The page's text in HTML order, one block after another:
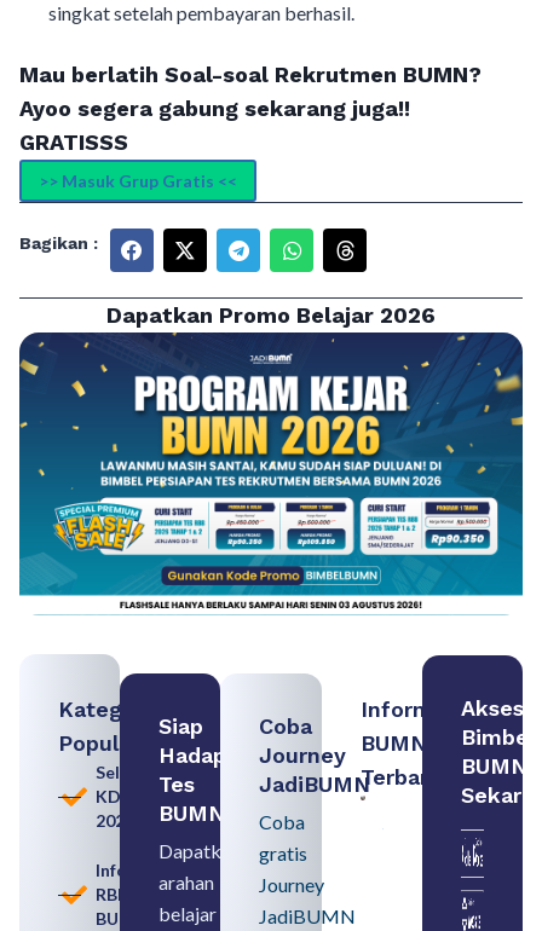
singkat setelah pembayaran berhasil.
Mau berlatih Soal-soal Rekrutmen BUMN?
Ayoo segera gabung sekarang juga!!
GRATISSS
>> Masuk Grup Gratis <<
Bagikan :
Dapatkan Promo Belajar 2026
Kategori
Populer
Seleksi
KDKMP
2026
Informasi
RBB
BUMN
Siap
Hadapi
Tes
BUMN
Dapatkan
arahan
belajar
Coba
Journey
JadiBUMN
Coba
gratis
Journey
JadiBUMN
Informasi
BUMN
Terbaru:
Persiapan
Seleksi
Rekrutmen
Memahami
Akses
Bimbel
BUMN